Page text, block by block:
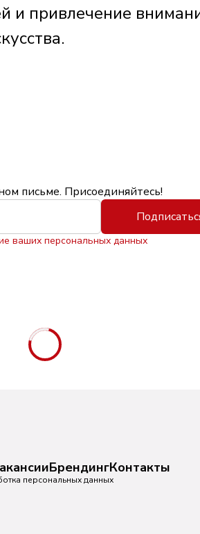
и привлечение
письме. Присоединяйтесь!
ваших персональных данных
БрендингКонтакты
персональных данных